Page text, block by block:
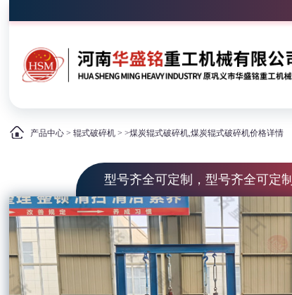
产品中心 >辊式破碎机 > >煤炭辊式破碎机,煤炭辊式破碎机价格详情
型号齐全可定制，型号齐全可定